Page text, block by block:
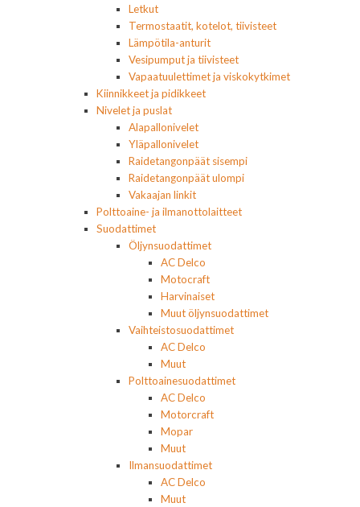
Letkut
Termostaatit, kotelot, tiivisteet
Lämpötila-anturit
Vesipumput ja tiivisteet
Vapaatuulettimet ja viskokytkimet
Kiinnikkeet ja pidikkeet
Nivelet ja puslat
Alapallonivelet
Yläpallonivelet
Raidetangonpäät sisempi
Raidetangonpäät ulompi
Vakaajan linkit
Polttoaine- ja ilmanottolaitteet
Suodattimet
Öljynsuodattimet
AC Delco
Motocraft
Harvinaiset
Muut öljynsuodattimet
Vaihteistosuodattimet
AC Delco
Muut
Polttoainesuodattimet
AC Delco
Motorcraft
Mopar
Muut
Ilmansuodattimet
AC Delco
Muut